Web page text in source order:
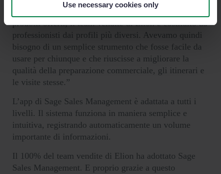
Use necessary cookies only
Virginia Tarin racconta: “Vista l’ampia gamma di
prodotti offerti, il team vendite di Elion è costituito da
professionisti dai profili più diversi. Avevamo quindi
bisogno di un semplice strumento che fosse facile da
usare per chiunque e che riuscisse a migliorare la
qualità della preparazione commerciale, gli itinerari e
le visite stesse.”
L’app di Sage Sales Management è adattata a tutti i
livelli. Il sistema funziona in maniera semplice e
intuitiva, registrando automaticamente un volume
importante di informazioni.
Il 100% del team vendite di Elion ha adottato Sage
Sales Management. E proprio grazie a questo